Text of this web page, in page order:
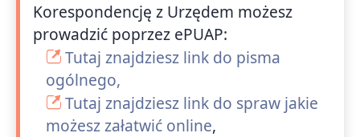
Korespondencję z Urzędem możesz
prowadzić poprzez ePUAP:
Tutaj znajdziesz link do pisma
ogólnego,
Tutaj znajdziesz link do spraw jakie
możesz załatwić online,